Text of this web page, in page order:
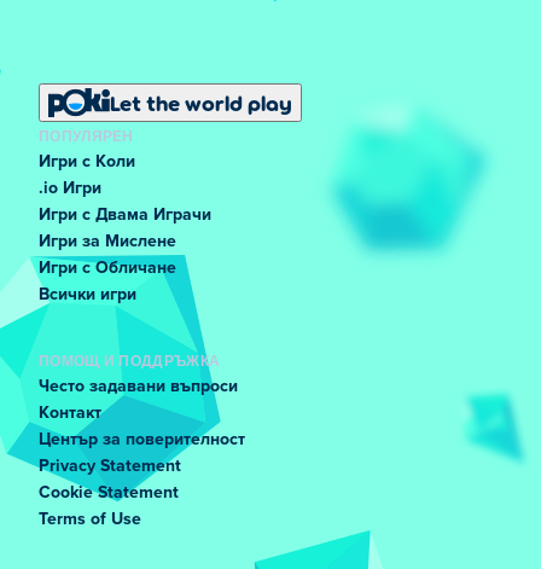
Let the world play
ПОПУЛЯРЕН
Игри с Коли
.io Игри
Игри с Двама Играчи
Игри за Мислене
Игри с Обличане
Всички игри
ПОМОЩ И ПОДДРЪЖКА
Често задавани въпроси
Контакт
Център за поверителност
Privacy Statement
Cookie Statement
Terms of Use